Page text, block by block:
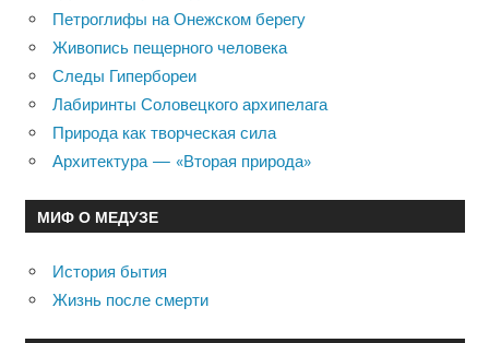
Петроглифы на Онежском берегу
Живопись пещерного человека
Следы Гипербореи
Лабиринты Соловецкого архипелага
Природа как творческая сила
Архитектура — «Вторая природа»
МИФ О МЕДУЗЕ
История бытия
Жизнь после смерти